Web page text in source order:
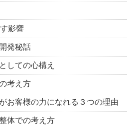
影響
発秘話
しての心構え
考え方
お客様の力になれる３つの理由
体での考え方